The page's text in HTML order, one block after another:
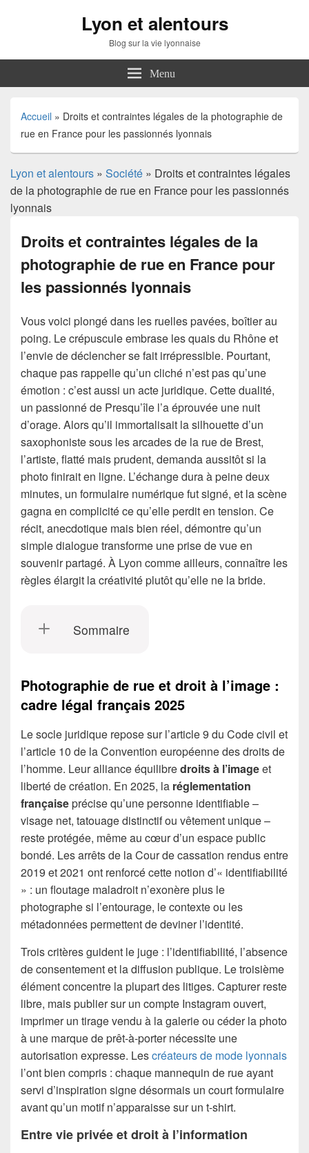
Lyon et alentours
Blog sur la vie lyonnaise
Menu
Accueil » Droits et contraintes légales de la photographie de
rue en France pour les passionnés lyonnais
Lyon et alentours » Société » Droits et contraintes légales
de la photographie de rue en France pour les passionnés
lyonnais
Droits et contraintes légales de la
photographie de rue en France pour
les passionnés lyonnais
Vous voici plongé dans les ruelles pavées, boîtier au
poing. Le crépuscule embrase les quais du Rhône et
l’envie de déclencher se fait irrépressible. Pourtant,
chaque pas rappelle qu’un cliché n’est pas qu’une
émotion : c’est aussi un acte juridique. Cette dualité,
un passionné de Presqu’île l’a éprouvée une nuit
d’orage. Alors qu’il immortalisait la silhouette d’un
saxophoniste sous les arcades de la rue de Brest,
l’artiste, flatté mais prudent, demanda aussitôt si la
photo finirait en ligne. L’échange dura à peine deux
minutes, un formulaire numérique fut signé, et la scène
gagna en complicité ce qu’elle perdit en tension. Ce
récit, anecdotique mais bien réel, démontre qu’un
simple dialogue transforme une prise de vue en
souvenir partagé. À Lyon comme ailleurs, connaître les
règles élargit la créativité plutôt qu’elle ne la bride.
Sommaire
Photographie de rue et droit à l’image :
cadre légal français 2025
Le socle juridique repose sur l’article 9 du Code civil et
l’article 10 de la Convention européenne des droits de
l’homme. Leur alliance équilibredroits à l’imageet
liberté de création. En 2025, la réglementation
françaiseprécise qu’une personne identifiable –
visage net, tatouage distinctif ou vêtement unique –
reste protégée, même au cœur d’un espace public
bondé. Les arrêts de la Cour de cassation rendus entre
2019 et 2021 ont renforcé cette notion d’« identifiabilité
» : un floutage maladroit n’exonère plus le
photographe si l’entourage, le contexte ou les
métadonnées permettent de deviner l’identité.
Trois critères guident le juge : l’identifiabilité, l’absence
de consentement et la diffusion publique. Le troisième
élément concentre la plupart des litiges. Capturer reste
libre, mais publier sur un compte Instagram ouvert,
imprimer un tirage vendu à la galerie ou céder la photo
à une marque de prêt-à-porter nécessite une
autorisation expresse. Lescréateurs de mode lyonnais
l’ont bien compris : chaque mannequin de rue ayant
servi d’inspiration signe désormais un court formulaire
avant qu’un motif n’apparaisse sur un t-shirt.
Entre vie privée et droit à l’information